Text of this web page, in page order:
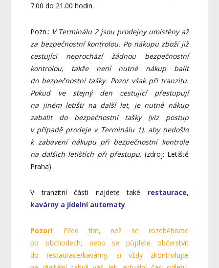
7.00 do 21.00 hodin.
Pozn.: V Terminálu 2 jsou prodejny umístěny až
za bezpečnostní kontrolou. Po nákupu zboží již
cestující neprochází žádnou bezpečnostní
kontrolou, takže není nutné nákup balit
do bezpečnostní tašky. Pozor však při tranzitu.
Pokud ve stejný den cestující přestupují
na jiném letišti na další let, je nutné nákup
zabalit do bezpečnostní tašky (viz postup
v případě prodeje v Terminálu 1), aby nedošlo
k zabavení nákupu při bezpečnostní kontrole
na dalších letištích při přestupu. (zdroj: Letiště
Praha)
V tranzitní části najdete také restaurace,
kavárny a jídelní automaty.
Pozor!: Před tím, než se rozeběhnete
po obchodech, nebo se půjdete občerstvit
do restaurace/kavárny, si vždy zkontrolujte